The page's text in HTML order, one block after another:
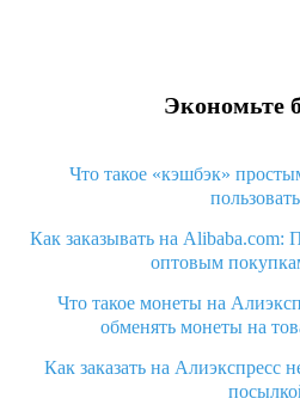
Экономьте
Что такое «кэшбэк»
Как заказывать на Alibaba.com:
оптовым
Что такое монеты на
обменять монеты на
Как заказать на Алиэкспресс